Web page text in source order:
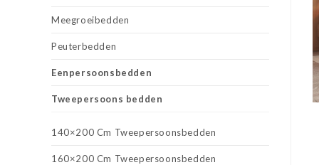
Meegroeibedden
Peuterbedden
Eenpersoonsbedden
Tweepersoons bedden
140×200 Cm Tweepersoonsbedden
160×200 Cm Tweepersoonsbedden